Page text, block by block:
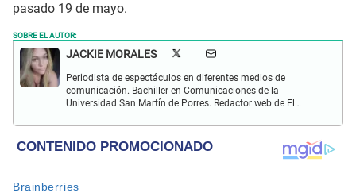
pasado 19 de mayo.
SOBRE EL AUTOR:
JACKIE MORALES
Periodista de espectáculos en diferentes medios de
comunicación. Bachiller en Comunicaciones de la
Universidad San Martín de Porres. Redactor web de El
televisión, cine y virales.